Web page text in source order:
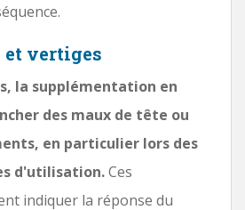
et vertiges
la supplémentation en
des maux de tête ou
en particulier lors des
d'utilisation.Ces
indiquer la réponse du